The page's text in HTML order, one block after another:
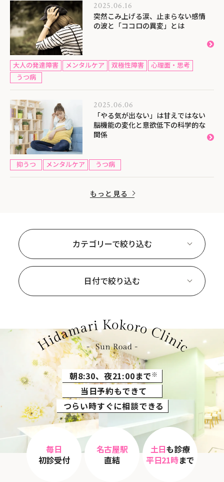
2025.06.16
突然こみ上げる涙、止まらない感情
の波と「ココロの異変」とは
大人の発達障害 メンタルケア 双極性障害
心理面・思考
うつ病
2025.06.06
「やる気が出ない」は甘えではない
脳機能の変化と意欲低下の科学的な
関係
抑うつ メンタルケア うつ病
もっと見る
カテゴリーで絞り込む
日付で絞り込む
朝8:30、夜21:00まで※
当日予約もできて
つらい時すぐに相談できる
毎日
初診受付
名古屋駅
直結
土日も診療
平日21時まで